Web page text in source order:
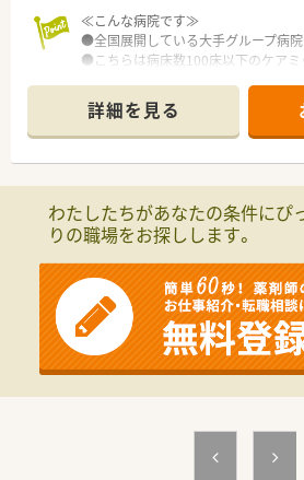
≪こんな病院です≫
●全国展開している大手グループ病院
●こちらは病床数100床以下のケアミ
協力しながら業務を行っております。
●各種手当や研修体制など、福利厚生
詳細を見る
わたしたちがあなたの条件にぴ
りの職場をお探しします。